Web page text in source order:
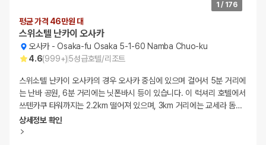
1 / 176
평균 가격 46만원 대
스위소텔 난카이 오사카
오사카-Osaka-fu Osaka 5-1-60 Namba Chuo-ku
4.6(999+)5성급호텔/리조트
스위소텔 난카이 오사카의 경우 오사카 중심에 있으며 걸어서 5분 거리에
는 난바 공원, 6분 거리에는 닛폰바시 등이 있습니다. 이 럭셔리 호텔에서
쓰텐카쿠 타워까지는 2.2km 떨어져 있으며, 3km 거리에는 교세라 돔…
상세정보 확인